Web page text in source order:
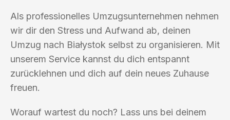
Als professionelles Umzugsunternehmen nehmen
wir dir den Stress und Aufwand ab, deinen
Umzug nach Białystok selbst zu organisieren. Mit
unserem Service kannst du dich entspannt
zurücklehnen und dich auf dein neues Zuhause
freuen.
Worauf wartest du noch? Lass uns bei deinem